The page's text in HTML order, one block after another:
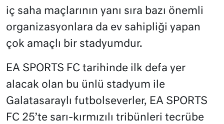
iç saha maçlarının yanı sıra bazı önemli
organizasyonlara da ev sahipliği yapan
çok amaçlı bir stadyumdur.
EA SPORTS FC tarihinde ilk defa yer
alacak olan bu ünlü stadyum ile
Galatasaraylı futbolseverler, EA SPORTS
FC 25’te sarı-kırmızılı tribünleri tecrübe